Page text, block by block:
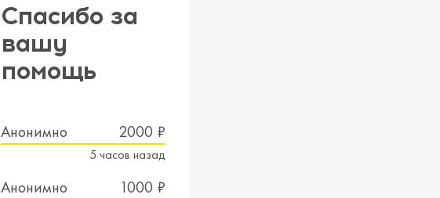
Спасибо за
вашу
помощь
Анонимно 2000 ₽
5 часов назад
Анонимно 1000 ₽